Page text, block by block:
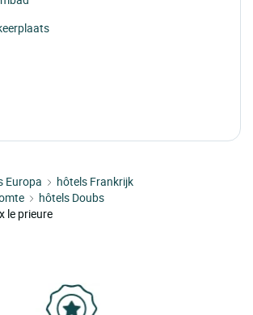
Europa
hôtels Frankrijk
hôtels Doubs
le prieure